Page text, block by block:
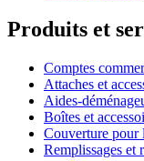
Produits et
Comptes
Attaches et
Aides-
Boîtes et
Couverture pour
Remplissages et